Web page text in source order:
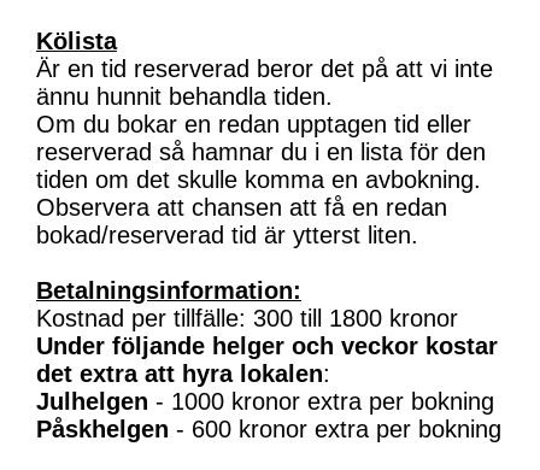
Kölista
Är en tid reserverad beror det på att vi inte
ännu hunnit behandla tiden.
Om du bokar en redan upptagen tid eller
reserverad så hamnar du i en lista för den
tiden om det skulle komma en avbokning.
Observera att chansen att få en redan
bokad/reserverad tid är ytterst liten.
Betalningsinformation:
Kostnad per tillfälle: 300 till 1800 kronor
Under följande helger och veckor kostar
det extra att hyra lokalen:
Julhelgen - 1000 kronor extra per bokning
Påskhelgen - 600 kronor extra per bokning